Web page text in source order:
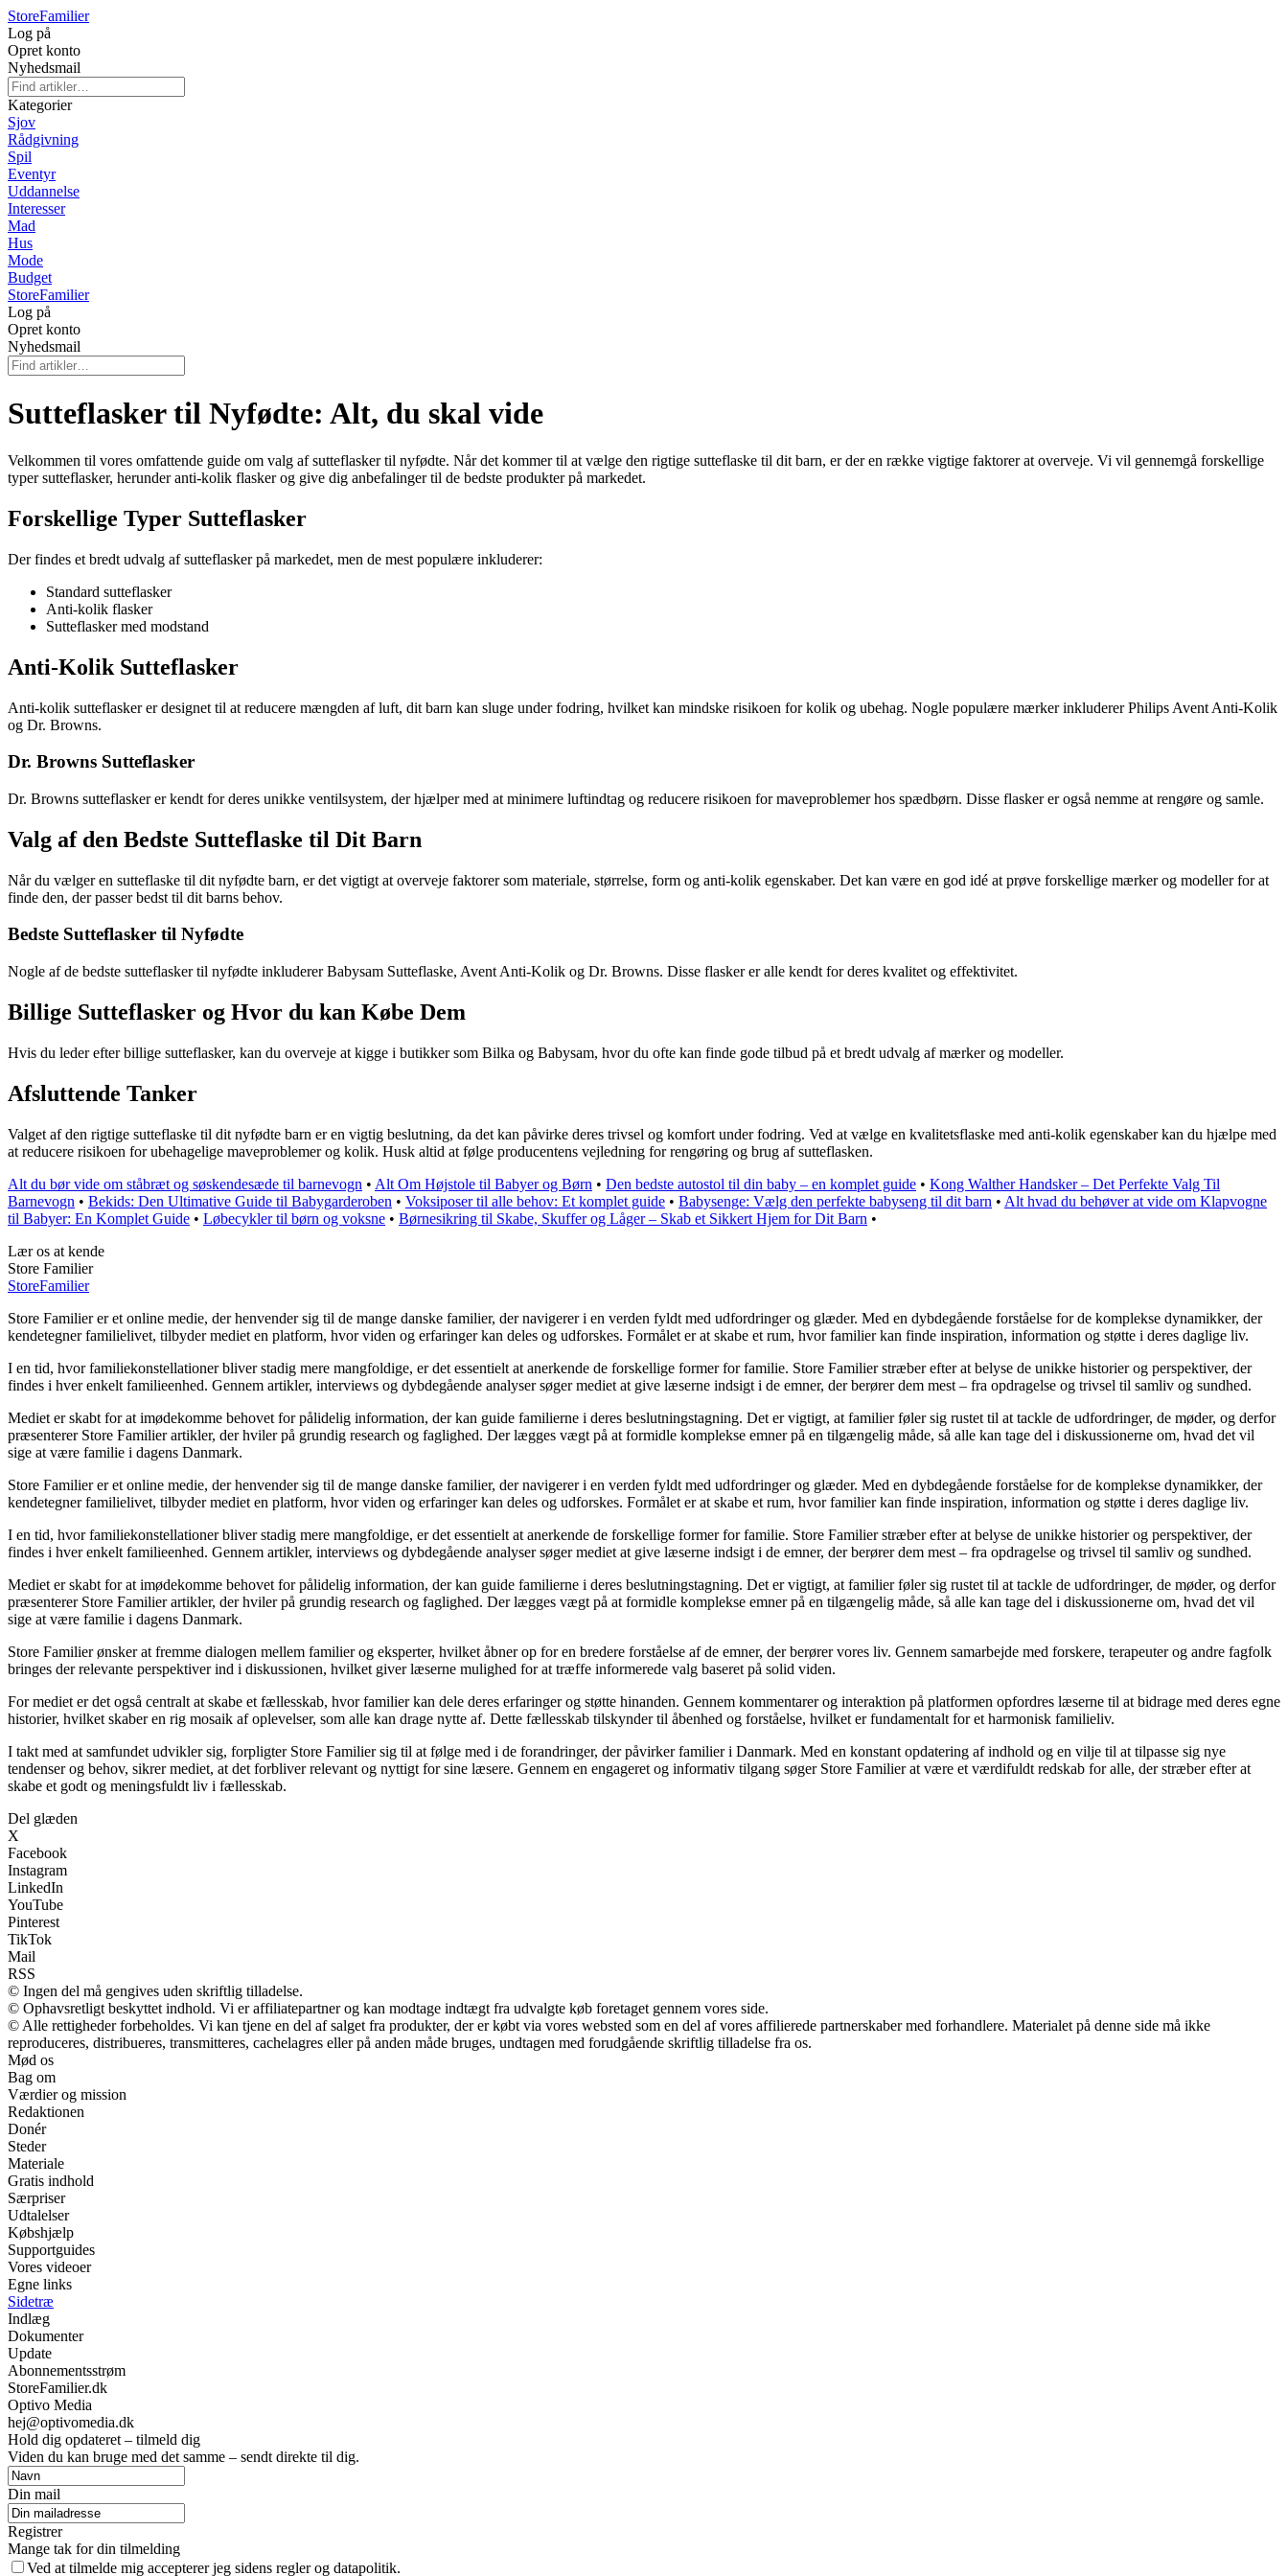
StoreFamilier
Log på
Opret konto
Nyhedsmail
Kategorier
Sjov
Rådgivning
Spil
Eventyr
Uddannelse
Interesser
Mad
Hus
Mode
Budget
StoreFamilier
Log på
Opret konto
Nyhedsmail
Sutteflasker til Nyfødte: Alt, du skal vide
Velkommen til vores omfattende guide om valg af sutteflasker til nyfødte. Når det kommer til at vælge den rigtige sutteflaske til dit barn, er der en række vigtige faktorer at overveje. Vi vil gennemgå forskellige
typer sutteflasker, herunder anti-kolik flasker og give dig anbefalinger til de bedste produkter på markedet.
Forskellige Typer Sutteflasker
Der findes et bredt udvalg af sutteflasker på markedet, men de mest populære inkluderer:
Standard sutteflasker
Anti-kolik flasker
Sutteflasker med modstand
Anti-Kolik Sutteflasker
Anti-kolik sutteflasker er designet til at reducere mængden af luft, dit barn kan sluge under fodring, hvilket kan mindske risikoen for kolik og ubehag. Nogle populære mærker inkluderer Philips Avent Anti-Kolik
og Dr. Browns.
Dr. Browns Sutteflasker
Dr. Browns sutteflasker er kendt for deres unikke ventilsystem, der hjælper med at minimere luftindtag og reducere risikoen for maveproblemer hos spædbørn. Disse flasker er også nemme at rengøre og samle.
Valg af den Bedste Sutteflaske til Dit Barn
Når du vælger en sutteflaske til dit nyfødte barn, er det vigtigt at overveje faktorer som materiale, størrelse, form og anti-kolik egenskaber. Det kan være en god idé at prøve forskellige mærker og modeller for at
finde den, der passer bedst til dit barns behov.
Bedste Sutteflasker til Nyfødte
Nogle af de bedste sutteflasker til nyfødte inkluderer Babysam Sutteflaske, Avent Anti-Kolik og Dr. Browns. Disse flasker er alle kendt for deres kvalitet og effektivitet.
Billige Sutteflasker og Hvor du kan Købe Dem
Hvis du leder efter billige sutteflasker, kan du overveje at kigge i butikker som Bilka og Babysam, hvor du ofte kan finde gode tilbud på et bredt udvalg af mærker og modeller.
Afsluttende Tanker
Valget af den rigtige sutteflaske til dit nyfødte barn er en vigtig beslutning, da det kan påvirke deres trivsel og komfort under fodring. Ved at vælge en kvalitetsflaske med anti-kolik egenskaber kan du hjælpe med
at reducere risikoen for ubehagelige maveproblemer og kolik. Husk altid at følge producentens vejledning for rengøring og brug af sutteflasken.
Alt du bør vide om ståbræt og søskendesæde til barnevogn • Alt Om Højstole til Babyer og Børn • Den bedste autostol til din baby – en komplet guide • Kong Walther Handsker – Det Perfekte Valg Til
Barnevogn • Bekids: Den Ultimative Guide til Babygarderoben • Voksiposer til alle behov: Et komplet guide • Babysenge: Vælg den perfekte babyseng til dit barn • Alt hvad du behøver at vide om Klapvogne
til Babyer: En Komplet Guide • Løbecykler til børn og voksne • Børnesikring til Skabe, Skuffer og Låger – Skab et Sikkert Hjem for Dit Barn •
Lær os at kende
Store Familier
StoreFamilier
Store Familier er et online medie, der henvender sig til de mange danske familier, der navigerer i en verden fyldt med udfordringer og glæder. Med en dybdegående forståelse for de komplekse dynamikker, der
kendetegner familielivet, tilbyder mediet en platform, hvor viden og erfaringer kan deles og udforskes. Formålet er at skabe et rum, hvor familier kan finde inspiration, information og støtte i deres daglige liv.
I en tid, hvor familiekonstellationer bliver stadig mere mangfoldige, er det essentielt at anerkende de forskellige former for familie. Store Familier stræber efter at belyse de unikke historier og perspektiver, der
findes i hver enkelt familieenhed. Gennem artikler, interviews og dybdegående analyser søger mediet at give læserne indsigt i de emner, der berører dem mest – fra opdragelse og trivsel til samliv og sundhed.
Mediet er skabt for at imødekomme behovet for pålidelig information, der kan guide familierne i deres beslutningstagning. Det er vigtigt, at familier føler sig rustet til at tackle de udfordringer, de møder, og derfor
præsenterer Store Familier artikler, der hviler på grundig research og faglighed. Der lægges vægt på at formidle komplekse emner på en tilgængelig måde, så alle kan tage del i diskussionerne om, hvad det vil
sige at være familie i dagens Danmark.
Store Familier er et online medie, der henvender sig til de mange danske familier, der navigerer i en verden fyldt med udfordringer og glæder. Med en dybdegående forståelse for de komplekse dynamikker, der
kendetegner familielivet, tilbyder mediet en platform, hvor viden og erfaringer kan deles og udforskes. Formålet er at skabe et rum, hvor familier kan finde inspiration, information og støtte i deres daglige liv.
I en tid, hvor familiekonstellationer bliver stadig mere mangfoldige, er det essentielt at anerkende de forskellige former for familie. Store Familier stræber efter at belyse de unikke historier og perspektiver, der
findes i hver enkelt familieenhed. Gennem artikler, interviews og dybdegående analyser søger mediet at give læserne indsigt i de emner, der berører dem mest – fra opdragelse og trivsel til samliv og sundhed.
Mediet er skabt for at imødekomme behovet for pålidelig information, der kan guide familierne i deres beslutningstagning. Det er vigtigt, at familier føler sig rustet til at tackle de udfordringer, de møder, og derfor
præsenterer Store Familier artikler, der hviler på grundig research og faglighed. Der lægges vægt på at formidle komplekse emner på en tilgængelig måde, så alle kan tage del i diskussionerne om, hvad det vil
sige at være familie i dagens Danmark.
Store Familier ønsker at fremme dialogen mellem familier og eksperter, hvilket åbner op for en bredere forståelse af de emner, der berører vores liv. Gennem samarbejde med forskere, terapeuter og andre fagfolk
bringes der relevante perspektiver ind i diskussionen, hvilket giver læserne mulighed for at træffe informerede valg baseret på solid viden.
For mediet er det også centralt at skabe et fællesskab, hvor familier kan dele deres erfaringer og støtte hinanden. Gennem kommentarer og interaktion på platformen opfordres læserne til at bidrage med deres egne
historier, hvilket skaber en rig mosaik af oplevelser, som alle kan drage nytte af. Dette fællesskab tilskynder til åbenhed og forståelse, hvilket er fundamentalt for et harmonisk familieliv.
I takt med at samfundet udvikler sig, forpligter Store Familier sig til at følge med i de forandringer, der påvirker familier i Danmark. Med en konstant opdatering af indhold og en vilje til at tilpasse sig nye
tendenser og behov, sikrer mediet, at det forbliver relevant og nyttigt for sine læsere. Gennem en engageret og informativ tilgang søger Store Familier at være et værdifuldt redskab for alle, der stræber efter at
skabe et godt og meningsfuldt liv i fællesskab.
Del glæden
X
Facebook
Instagram
LinkedIn
YouTube
Pinterest
TikTok
Mail
RSS
© Ingen del må gengives uden skriftlig tilladelse.
© Ophavsretligt beskyttet indhold. Vi er affiliatepartner og kan modtage indtægt fra udvalgte køb foretaget gennem vores side.
© Alle rettigheder forbeholdes. Vi kan tjene en del af salget fra produkter, der er købt via vores websted som en del af vores affilierede partnerskaber med forhandlere. Materialet på denne side må ikke
reproduceres, distribueres, transmitteres, cachelagres eller på anden måde bruges, undtagen med forudgående skriftlig tilladelse fra os.
Mød os
Bag om
Værdier og mission
Redaktionen
Donér
Steder
Materiale
Gratis indhold
Særpriser
Udtalelser
Købshjælp
Supportguides
Vores videoer
Egne links
Sidetræ
Indlæg
Dokumenter
Update
Abonnementsstrøm
StoreFamilier.dk
Optivo Media
hej@optivomedia.dk
Hold dig opdateret – tilmeld dig
Viden du kan bruge med det samme – sendt direkte til dig.
Din mail
Registrer
Mange tak for din tilmelding
Ved at tilmelde mig accepterer jeg sidens regler og datapolitik.